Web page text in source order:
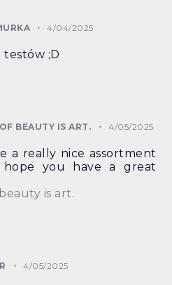
4/04/2025
;D
BEAUTY IS ART. 4/05/2025
a really nice assortment
you have a great
is art.
4/05/2025